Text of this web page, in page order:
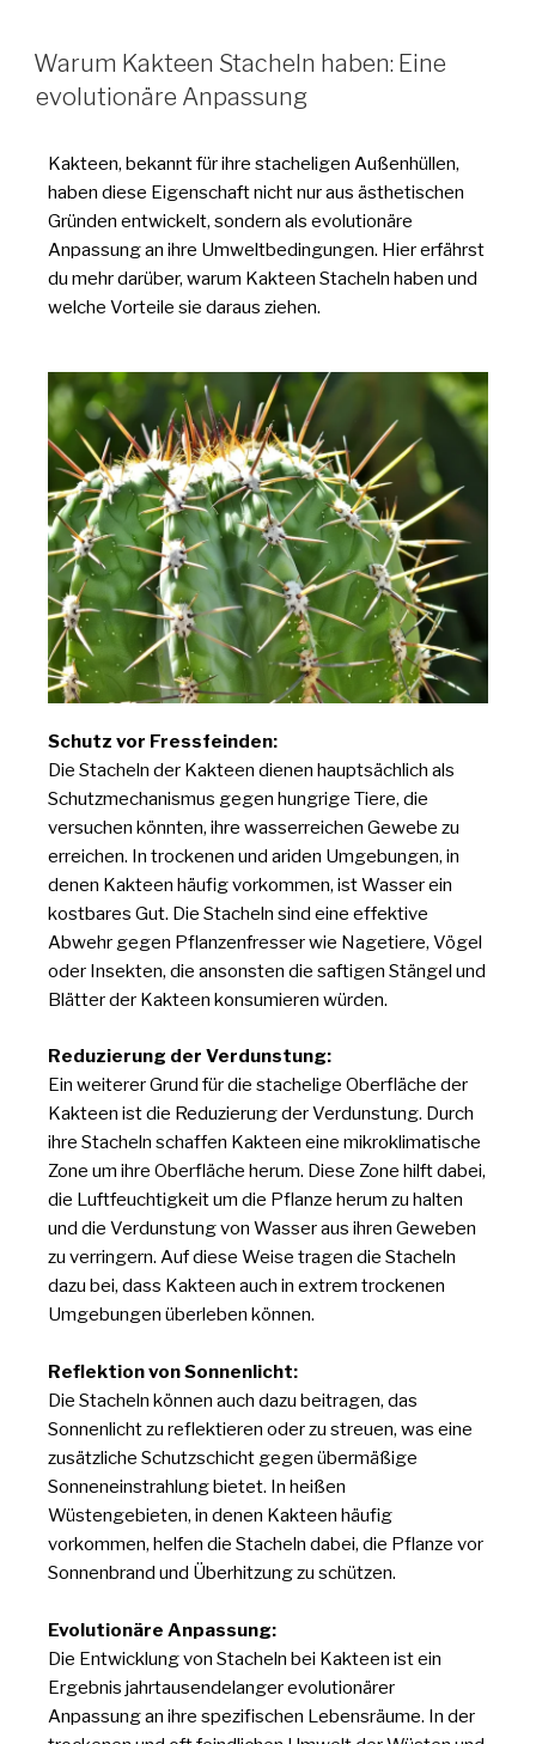
Warum Kakteen Stacheln haben: Eine
evolutionäre Anpassung
Kakteen, bekannt für ihre stacheligen Außenhüllen,
haben diese Eigenschaft nicht nur aus ästhetischen
Gründen entwickelt, sondern als evolutionäre
Anpassung an ihre Umweltbedingungen. Hier erfährst
du mehr darüber, warum Kakteen Stacheln haben und
welche Vorteile sie daraus ziehen.
Schutz vor Fressfeinden:
Die Stacheln der Kakteen dienen hauptsächlich als
Schutzmechanismus gegen hungrige Tiere, die
versuchen könnten, ihre wasserreichen Gewebe zu
erreichen. In trockenen und ariden Umgebungen, in
denen Kakteen häufig vorkommen, ist Wasser ein
kostbares Gut. Die Stacheln sind eine effektive
Abwehr gegen Pflanzenfresser wie Nagetiere, Vögel
oder Insekten, die ansonsten die saftigen Stängel und
Blätter der Kakteen konsumieren würden.
Reduzierung der Verdunstung:
Ein weiterer Grund für die stachelige Oberfläche der
Kakteen ist die Reduzierung der Verdunstung. Durch
ihre Stacheln schaffen Kakteen eine mikroklimatische
Zone um ihre Oberfläche herum. Diese Zone hilft dabei,
die Luftfeuchtigkeit um die Pflanze herum zu halten
und die Verdunstung von Wasser aus ihren Geweben
zu verringern. Auf diese Weise tragen die Stacheln
dazu bei, dass Kakteen auch in extrem trockenen
Umgebungen überleben können.
Reflektion von Sonnenlicht:
Die Stacheln können auch dazu beitragen, das
Sonnenlicht zu reflektieren oder zu streuen, was eine
zusätzliche Schutzschicht gegen übermäßige
Sonneneinstrahlung bietet. In heißen
Wüstengebieten, in denen Kakteen häufig
vorkommen, helfen die Stacheln dabei, die Pflanze vor
Sonnenbrand und Überhitzung zu schützen.
Evolutionäre Anpassung:
Die Entwicklung von Stacheln bei Kakteen ist ein
Ergebnis jahrtausendelanger evolutionärer
Anpassung an ihre spezifischen Lebensräume. In der